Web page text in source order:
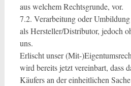
aus welchem Rechtsgrunde, vor.
7.2. Verarbeitung oder
als Hersteller/Distributor, jedoch
uns.
Erlischt unser (Mit-
wird bereits jetzt vereinbart, dass
Käufers an der einheitlichen